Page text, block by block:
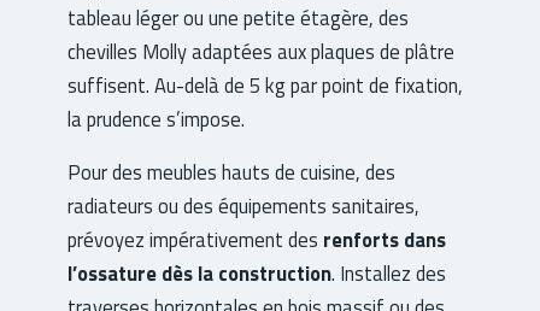
tableau léger ou une petite étagère, des
chevilles Molly adaptées aux plaques de plâtre
suffisent. Au-delà de 5 kg par point de fixation,
la prudence s’impose.
Pour des meubles hauts de cuisine, des
radiateurs ou des équipements sanitaires,
prévoyez impérativement des renforts dans
l’ossature dès la construction. Installez des